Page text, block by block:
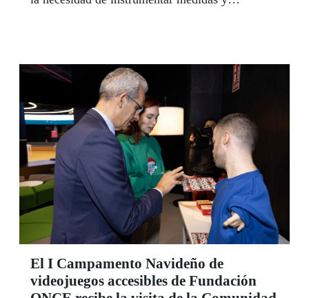
El I Campamento Navideño de
videojuegos accesibles de Fundación